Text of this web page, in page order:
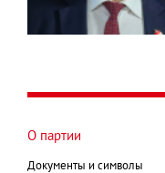
О партии
Документы и символы